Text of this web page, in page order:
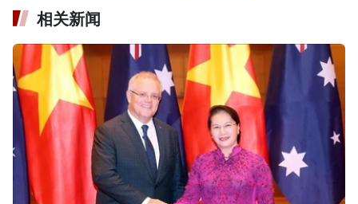
相关新闻